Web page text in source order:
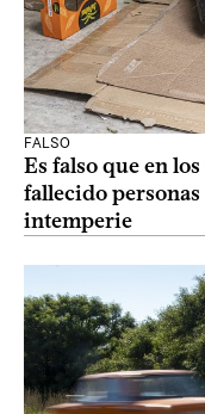
FALSO
Es falso que en
fallecido
intemperie